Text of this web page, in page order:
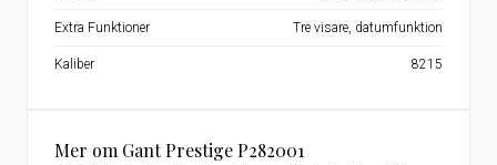
Mer om Gant Prestige P282001
Extra Funktioner Tre visare, datumfunktion
Kaliber 8215